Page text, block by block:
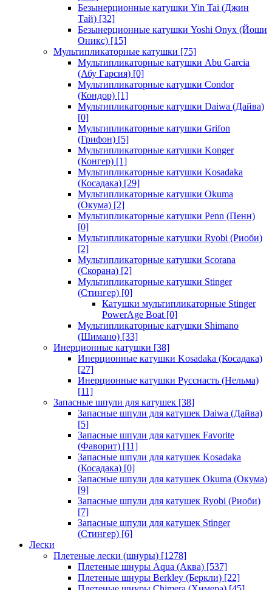
Безынерционные катушки Yin Tai (Джин
Тай) [32]
Безынерционные катушки Yoshi Onyx (Йоши
Оникс) [15]
Мультипликаторные катушки [75]
Мультипликаторные катушки Abu Garcia
(Абу Гарсия) [0]
Мультипликаторные катушки Condor
(Кондор) [1]
Мультипликаторные катушки Daiwa (Дайва)
[0]
Мультипликаторные катушки Grifon
(Грифон) [5]
Мультипликаторные катушки Konger
(Конгер) [1]
Мультипликаторные катушки Kosadaka
(Косадака) [29]
Мультипликаторные катушки Okuma
(Окума) [2]
Мультипликаторные катушки Penn (Пенн)
[0]
Мультипликаторные катушки Ryobi (Риоби)
[2]
Мультипликаторные катушки Scorana
(Скорана) [2]
Мультипликаторные катушки Stinger
(Стингер) [0]
Катушки мультипликаторные Stinger
PowerAge Boat [0]
Мультипликаторные катушки Shimano
(Шимано) [33]
Инерционные катушки [38]
Инерционные катушки Kosadaka (Косадака)
[27]
Инерционные катушки Русснасть (Нельма)
[11]
Запасные шпули для катушек [38]
Запасные шпули для катушек Daiwa (Дайва)
[5]
Запасные шпули для катушек Favorite
(Фаворит) [11]
Запасные шпули для катушек Kosadaka
(Косадака) [0]
Запасные шпули для катушек Okuma (Окума)
[9]
Запасные шпули для катушек Ryobi (Риоби)
[7]
Запасные шпули для катушек Stinger
(Стингер) [6]
Лески
Плетеные лески (шнуры) [1278]
Плетеные шнуры Aqua (Аква) [537]
Плетеные шнуры Berkley (Беркли) [22]